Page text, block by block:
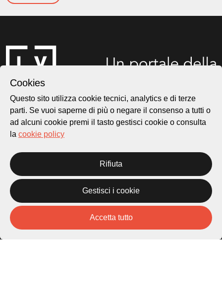
Città di Lugano
Piazza Carlo Cattaneo 1
6976 Castagnola
Per informazioni:
Cookies
Questo sito utilizza cookie tecnici, analytics e di terze
parti. Se vuoi saperne di più o negare il consenso a tutti o
ad alcuni cookie premi il tasto gestisci cookie o consulta
la cookie policy
Rifiuta
Gestisci i cookie
Accetta tutto